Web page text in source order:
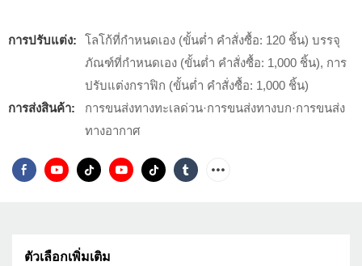
การปรับแต่ง:
โลโก้ที่กำหนดเอง (ขั้นต่ำ คำสั่งซื้อ: 120 ชิ้น) บรรจุ
ภัณฑ์ที่กำหนดเอง (ขั้นต่ำ คำสั่งซื้อ: 1,000 ชิ้น), การ
ปรับแต่งกราฟิก (ขั้นต่ำ คำสั่งซื้อ: 1,000 ชิ้น)
การส่งสินค้า:
การขนส่งทางทะเลด่วน·การขนส่งทางบก·การขนส่ง
ทางอากาศ
ตัวเลือกเพิ่มเติม